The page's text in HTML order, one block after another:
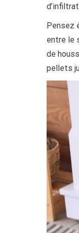
Pensez
entre le
de
pellets